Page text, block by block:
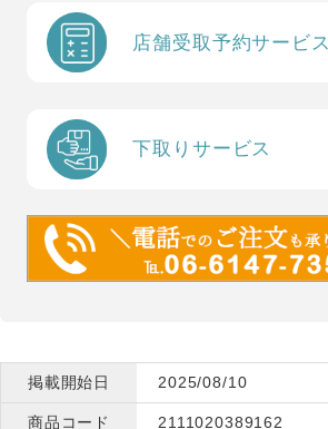
店舗受取予約サービス
下取りサービス
掲載開始日 2025/08/10
商品コード 2111020389162